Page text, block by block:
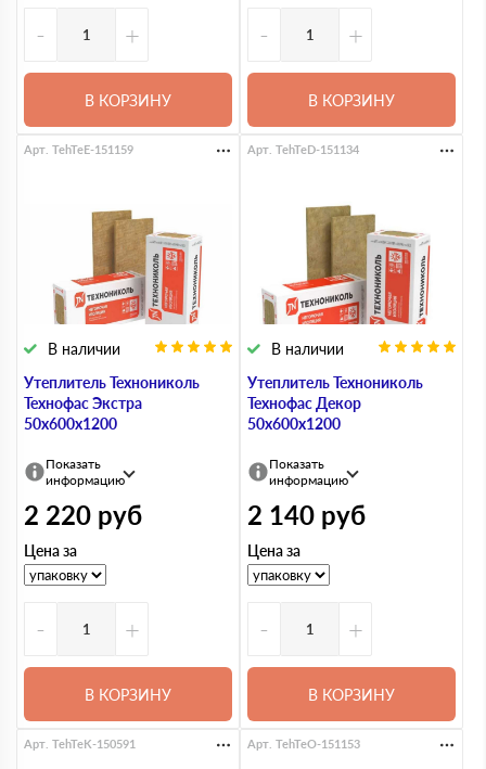
- +
В КОРЗИНУ
- +
В КОРЗИНУ
Утеплитель Технониколь
Технофас Экстра
50х600х1200
В наличии
Арт. TehTeE-151159
Показать
информацию
2 220 руб
Цена за
- +
В КОРЗИНУ
Утеплитель Технониколь
Технофас Декор
50х600х1200
В наличии
Арт. TehTeD-151134
Показать
информацию
2 140 руб
Цена за
- +
В КОРЗИНУ
Арт. TehTeK-150591 Арт. TehTeO-151153